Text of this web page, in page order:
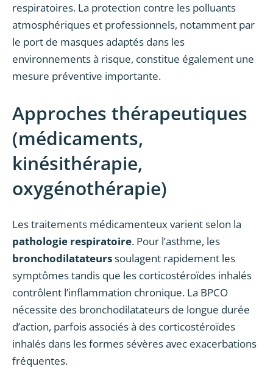
respiratoires. La protection contre les polluants
atmosphériques et professionnels, notamment par
le port de masques adaptés dans les
environnements à risque, constitue également une
mesure préventive importante.
Approches thérapeutiques
(médicaments,
kinésithérapie,
oxygénothérapie)
Les traitements médicamenteux varient selon la
pathologie respiratoire. Pour l’asthme, les
bronchodilatateurssoulagent rapidement les
symptômes tandis que les corticostéroïdes inhalés
contrôlent l’inflammation chronique. La BPCO
nécessite des bronchodilatateurs de longue durée
d’action, parfois associés à des corticostéroïdes
inhalés dans les formes sévères avec exacerbations
fréquentes.